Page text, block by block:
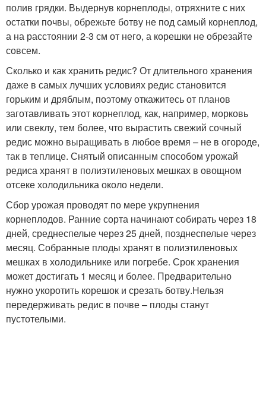
полив грядки. Выдернув корнеплоды, отряхните с них
остатки почвы, обрежьте ботву не под самый корнеплод,
а на расстоянии 2-3 см от него, а корешки не обрезайте
совсем.
Сколько и как хранить редис? От длительного хранения
даже в самых лучших условиях редис становится
горьким и дряблым, поэтому откажитесь от планов
заготавливать этот корнеплод, как, например, морковь
или свеклу, тем более, что вырастить свежий сочный
редис можно выращивать в любое время – не в огороде,
так в теплице. Снятый описанным способом урожай
редиса хранят в полиэтиленовых мешках в овощном
отсеке холодильника около недели.
Сбор урожая проводят по мере укрупнения
корнеплодов. Ранние сорта начинают собирать через 18
дней, среднеспелые через 25 дней, позднеспелые через
месяц. Собранные плоды хранят в полиэтиленовых
мешках в холодильнике или погребе. Срок хранения
может достигать 1 месяц и более. Предварительно
нужно укоротить корешок и срезать ботву.Нельзя
передерживать редис в почве – плоды станут
пустотелыми.